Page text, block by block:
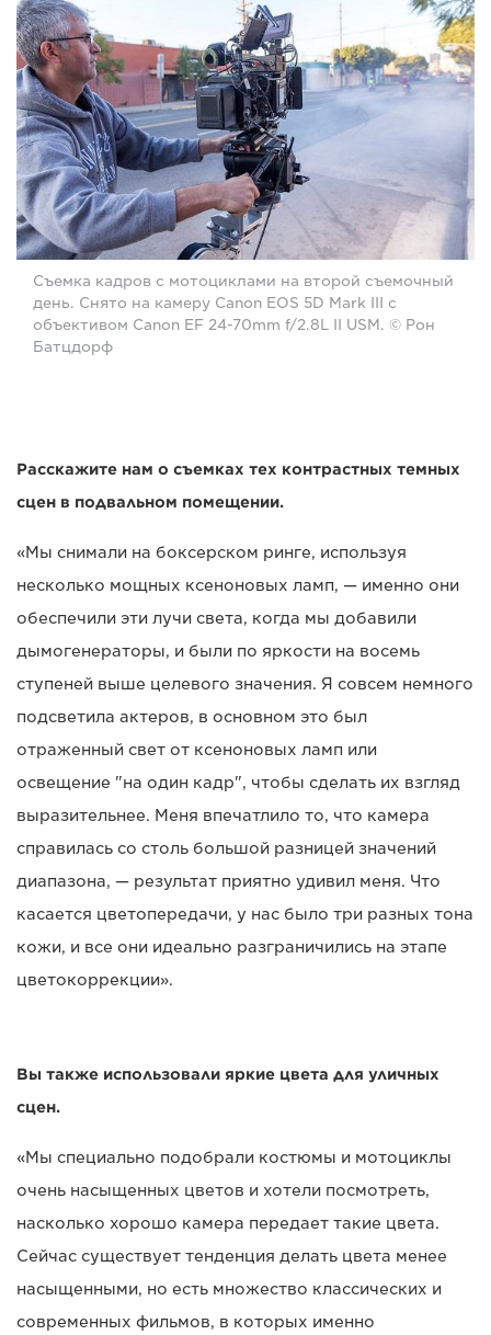
Съемка кадров с мотоциклами на второй съемочный
день. Снято на камеру Canon EOS 5D Mark III с
объективом Canon EF 24-70mm f/2.8L II USM. © Рон
Батцдорф
Расскажите нам о съемках тех контрастных темных
сцен в подвальном помещении.
«Мы снимали на боксерском ринге, используя
несколько мощных ксеноновых ламп, — именно они
обеспечили эти лучи света, когда мы добавили
дымогенераторы, и были по яркости на восемь
ступеней выше целевого значения. Я совсем немного
подсветила актеров, в основном это был
отраженный свет от ксеноновых ламп или
освещение "на один кадр", чтобы сделать их взгляд
выразительнее. Меня впечатлило то, что камера
справилась со столь большой разницей значений
диапазона, — результат приятно удивил меня. Что
касается цветопередачи, у нас было три разных тона
кожи, и все они идеально разграничились на этапе
цветокоррекции».
Вы также использовали яркие цвета для уличных
сцен.
«Мы специально подобрали костюмы и мотоциклы
очень насыщенных цветов и хотели посмотреть,
насколько хорошо камера передает такие цвета.
Сейчас существует тенденция делать цвета менее
насыщенными, но есть множество классических и
современных фильмов, в которых именно